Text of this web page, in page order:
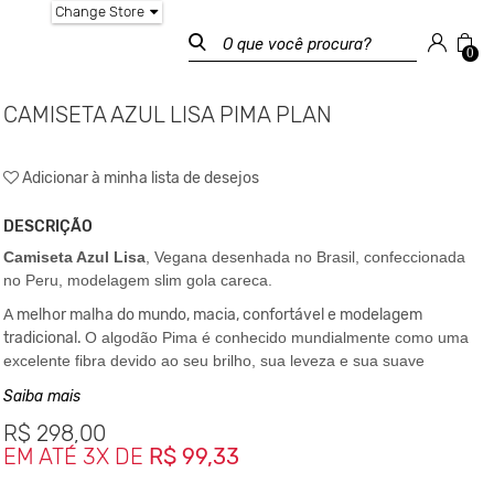
Change Store
0
CAMISETA AZUL LISA PIMA PLAN
Adicionar à minha lista de desejos
DESCRIÇÃO
Camiseta Azul Lisa, Vegana desenhada no Brasil, confeccionada
no Peru, modelagem slim gola careca.
A melhor malha do mundo, macia, confortável e modelagem
tradicional. O algodão Pima é conhecido mundialmente como uma
excelente fibra devido ao seu brilho, sua leveza e sua suave
É um tecido que não perde o brilho e após lavado não cria bolinha.
Composição
100% algodão Pima.
Saiba mais
R$ 298,00
EM ATÉ 3X DE R$ 99,33